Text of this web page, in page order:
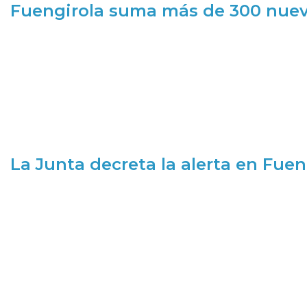
Fuengirola suma más de 300
La Junta decreta la alerta en